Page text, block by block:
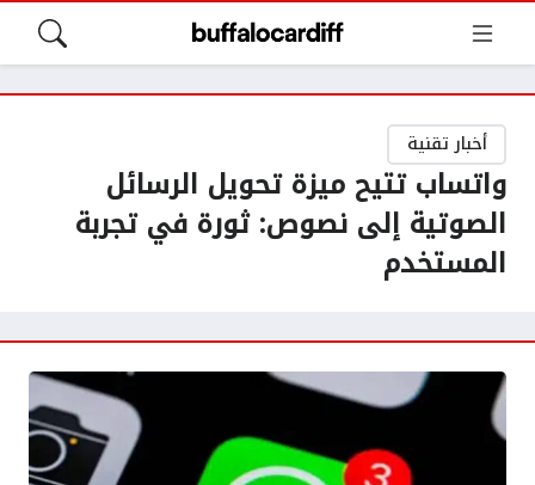
أخبار تقنية
واتساب تتيح ميزة تحويل الرسائل
الصوتية إلى نصوص: ثورة في تجربة
المستخدم